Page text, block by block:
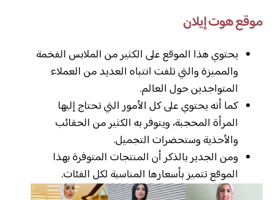
موقع هوت إيلان
يحتوي هذا الموقع على الكثير من الملابس الفخمة
والمميزة والتي تلفت انتباه العديد من العملاء
المتواجدين حول العالم.
كما أنه يحتوي على كل الأمور التي تحتاج إليها
المرأة المحجبة، ويتوفر به الكثير من الحقائب
والأحذية وستحضرات التجميل.
ومن الجدير بالذكر أن المنتجات المتوفرة بهذا
الموقع تتميز بأسعارها المناسبة لكل الفئات.